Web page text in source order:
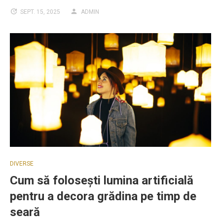
SEPT. 15, 2025 ADMIN
DIVERSE
Cum să folosești lumina artificială
pentru a decora grădina pe timp de
seară